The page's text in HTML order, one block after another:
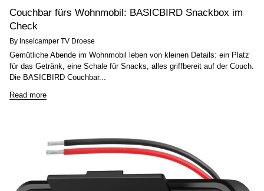
Couchbar fürs Wohnmobil: BASICBIRD Snackbox im
Check
By Inselcamper TV Droese
Gemütliche Abende im Wohnmobil leben von kleinen Details: ein Platz
für das Getränk, eine Schale für Snacks, alles griffbereit auf der Couch.
Die BASICBIRD Couchbar...
Read more